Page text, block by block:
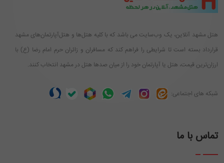
هتل مشهد آنلاین، یک وب‌سایت می باشد که با کلیه هتل‌ها و هتل‌آپارتمان‌های مشهد
قرارداد بسته است تا شرایطی را فراهم کند که مسافران و زائران حرم امام رضا (ع) با
ارزان‌ترین قیمت، هتل یا آپارتمان خود را از میان صدها هتل در مشهد انتخاب کنند.
شبکه های اجتماعی:
تماس با ما